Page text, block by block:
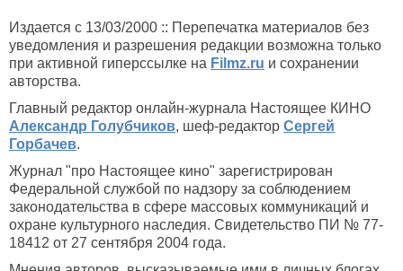
Издается с 13/03/2000 :: Перепечатка материалов без
уведомления и разрешения редакции возможна только
при активной гиперссылке на Filmz.ru и сохранении
авторства.
Главный редактор онлайн-журнала Настоящее КИНО
Александр Голубчиков, шеф-редактор Сергей
Горбачев.
Журнал "про Настоящее кино" зарегистрирован
Федеральной службой по надзору за соблюдением
законодательства в сфере массовых коммуникаций и
охране культурного наследия. Свидетельство ПИ № 77-
18412 от 27 сентября 2004 года.